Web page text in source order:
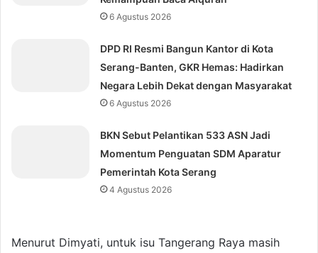
6 Agustus 2026
DPD RI Resmi Bangun Kantor di Kota
Serang-Banten, GKR Hemas: Hadirkan
Negara Lebih Dekat dengan Masyarakat
6 Agustus 2026
BKN Sebut Pelantikan 533 ASN Jadi
Momentum Penguatan SDM Aparatur
Pemerintah Kota Serang
4 Agustus 2026
Menurut Dimyati, untuk isu Tangerang Raya masih